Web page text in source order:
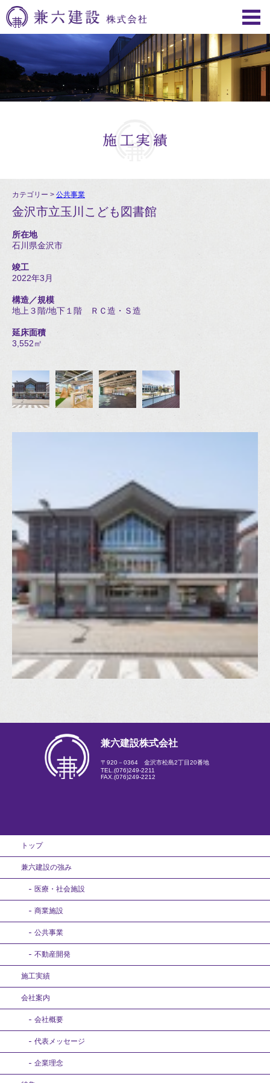
カテゴリー > 公共事業
金沢市立玉川こども図書館
所在地
石川県金沢市
竣工
2022年3月
構造／規模
地上３階/地下１階 ＲＣ造・Ｓ造
延床面積
3,552㎡
兼六建設株式会社
〒920－0364 金沢市松島2丁目20番地
TEL.(076)249-2211
FAX.(076)249-2212
トップ
兼六建設の強み
医療・社会施設
商業施設
公共事業
不動産開発
施工実績
会社案内
会社概要
代表メッセージ
企業理念